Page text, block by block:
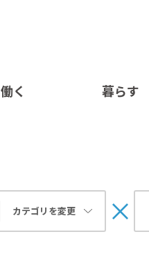
働く 暮らす
カテゴリを変更